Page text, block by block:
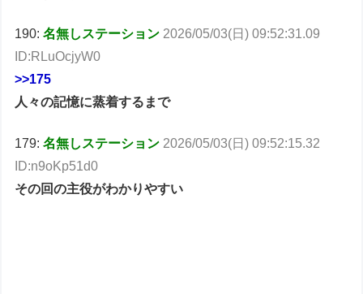
190:名無しステーション 2026/05/03(日) 09:52:31.09
ID:RLuOcjyW0
>>175
人々の記憶に蒸着するまで
179:名無しステーション 2026/05/03(日) 09:52:15.32
ID:n9oKp51d0
その回の主役がわかりやすい